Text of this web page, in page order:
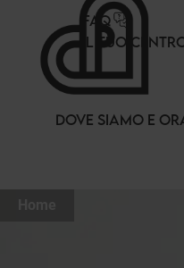
FAQ
IL TUO
DOVE SIAMO E
Pannello di gestione dei